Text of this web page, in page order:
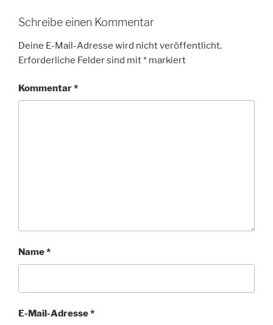
Schreibe einen Kommentar
Deine E-Mail-Adresse wird nicht veröffentlicht.
Erforderliche Felder sind mit* markiert
Kommentar*
Name*
E-Mail-Adresse*